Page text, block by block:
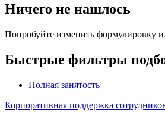
Ничего не нашлось
Попробуйте изменить формулировку
Быстрые фильтры
Полная занятость
Корпоративная поддержка